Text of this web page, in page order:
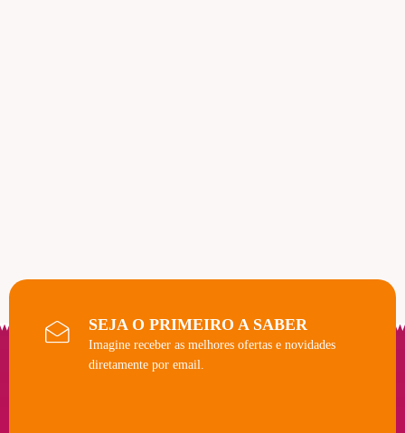
SEJA O PRIMEIRO A SABER
Imagine receber as melhores ofertas e novidades
diretamente por email.